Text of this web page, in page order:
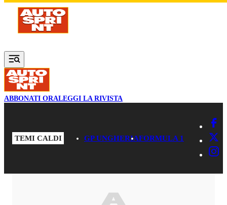
Vai al contenuto principale
ABBONATI ORALEGGI LA RIVISTA
TEMI CALDI GP UNGHERIAFORMULA 1